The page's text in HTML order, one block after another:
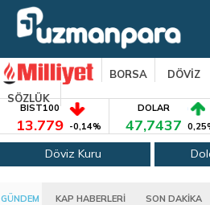
BORSA DÖVİZ
SÖZLÜK
BIST100
13.779 -0,14%
DOLAR
47,7437
Döviz Kuru
GÜNDEM KAP HABERLERİ SON DAKİKA